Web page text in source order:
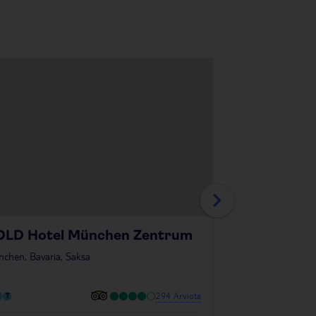
Hotel München Zentrum
Bavaria, Saksa
294 Arviota